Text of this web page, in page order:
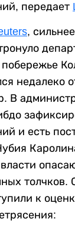
передает
,
недалеко
В
и есть
толчков.
к